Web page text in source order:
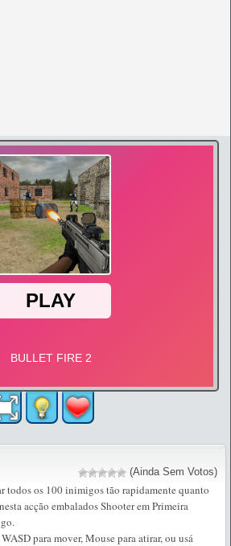
(Ainda Sem Votos)
todos os 100 inimigos tão rapidamente quanto
acção embalados Shooter em Primeira
para mover, Mouse para atirar, ou usá